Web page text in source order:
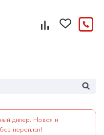
дилер. Новая и
переплат!